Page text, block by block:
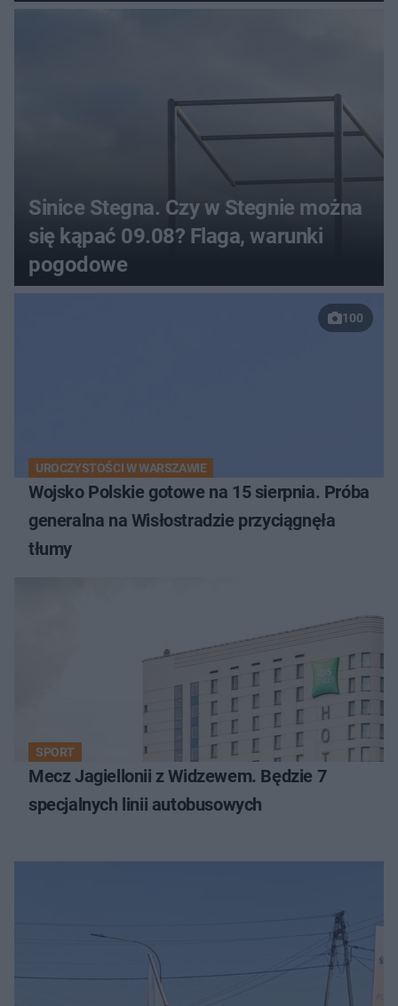
Sinice Stegna. Czy w Stegnie można
się kąpać 09.08? Flaga, warunki
pogodowe
100
UROCZYSTOŚCI W WARSZAWIE
Wojsko Polskie gotowe na 15 sierpnia. Próba
generalna na Wisłostradzie przyciągnęła
tłumy
SPORT
Mecz Jagiellonii z Widzewem. Będzie 7
specjalnych linii autobusowych